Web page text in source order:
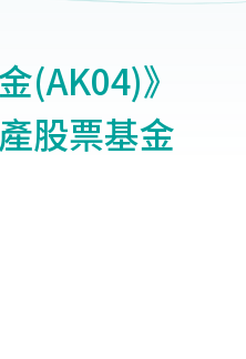
(AK04)》
股票基金